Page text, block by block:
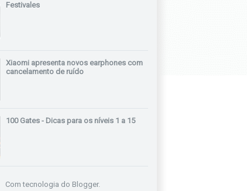
Festivales
Xiaomi apresenta novos earphones com
cancelamento de ruído
100 Gates - Dicas para os níveis 1 a 15
Com tecnologia do Blogger.